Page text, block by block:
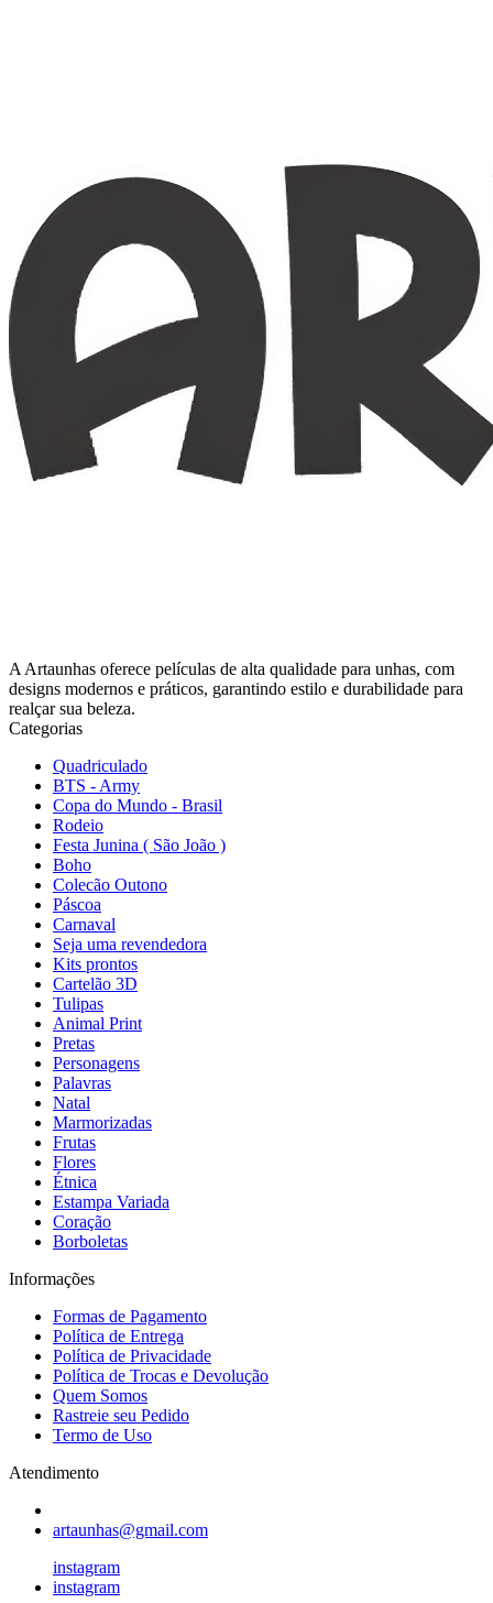
A Artaunhas oferece películas de alta qualidade para unhas, com
designs modernos e práticos, garantindo estilo e durabilidade para
realçar sua beleza.
Categorias
Quadriculado
BTS - Army
Copa do Mundo - Brasil
Rodeio
Festa Junina ( São João )
Boho
Colecão Outono
Páscoa
Carnaval
Seja uma revendedora
Kits prontos
Cartelão 3D
Tulipas
Animal Print
Pretas
Personagens
Palavras
Natal
Marmorizadas
Frutas
Flores
Étnica
Estampa Variada
Coração
Borboletas
Informações
Formas de Pagamento
Política de Entrega
Política de Privacidade
Política de Trocas e Devolução
Quem Somos
Rastreie seu Pedido
Termo de Uso
Atendimento
artaunhas@gmail.com
instagram
instagram